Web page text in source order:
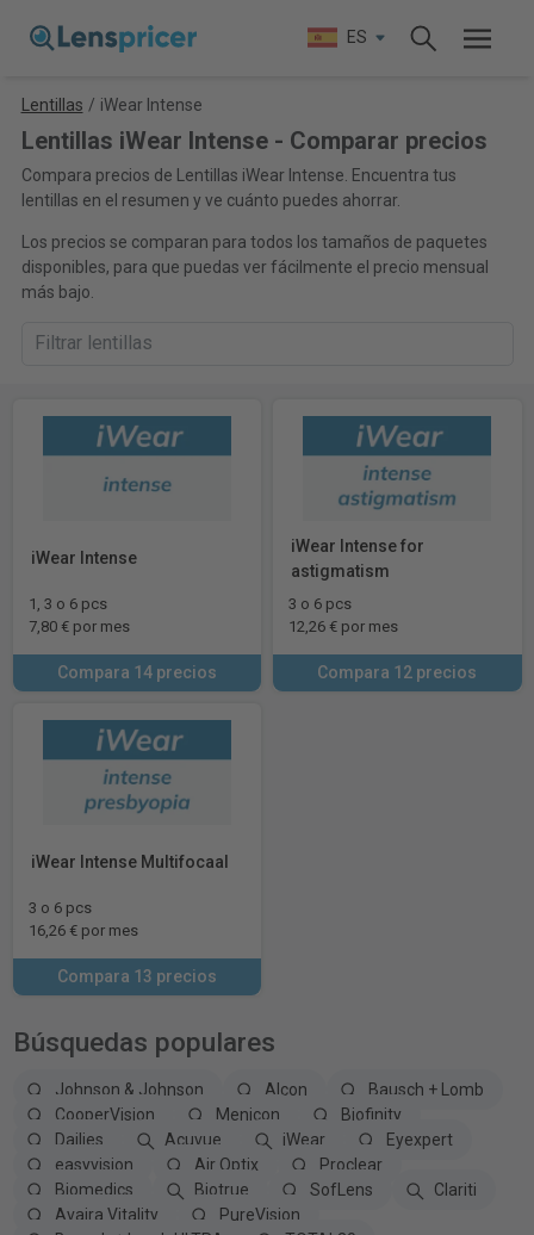
ES
Lentillas / iWear Intense
Lentillas iWear Intense - Comparar precios
Compara precios de Lentillas iWear Intense. Encuentra tus
lentillas en el resumen y ve cuánto puedes ahorrar.
Los precios se comparan para todos los tamaños de paquetes
disponibles, para que puedas ver fácilmente el precio mensual
más bajo.
iWear Intense
1, 3 o 6 pcs
7,80 € por mes
Compara 14 precios
iWear Intense for
astigmatism
3 o 6 pcs
12,26 € por mes
Compara 12 precios
iWear Intense Multifocaal
3 o 6 pcs
16,26 € por mes
Compara 13 precios
Búsquedas populares
Johnson & Johnson Alcon
Bausch + Lomb
CooperVision
Menicon
Biofinity
Dailies
Acuvue iWear
Eyexpert
easyvision
Air Optix
Proclear
Biomedics
Biotrue SofLens
Clariti
Avaira Vitality
PureVision